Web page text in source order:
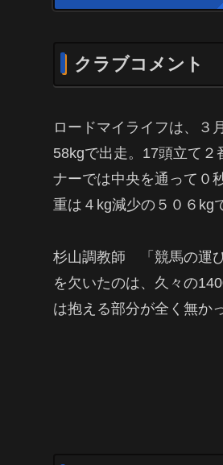
クラブコメント
ロードマイライフは、３
58kgで出走。17頭立て
ナーでは中央を通って０
重は４kg減少の５０６kg
杉山調教師 「競馬の運
を欠いたのは、久々の
は抱える部分が全く無か